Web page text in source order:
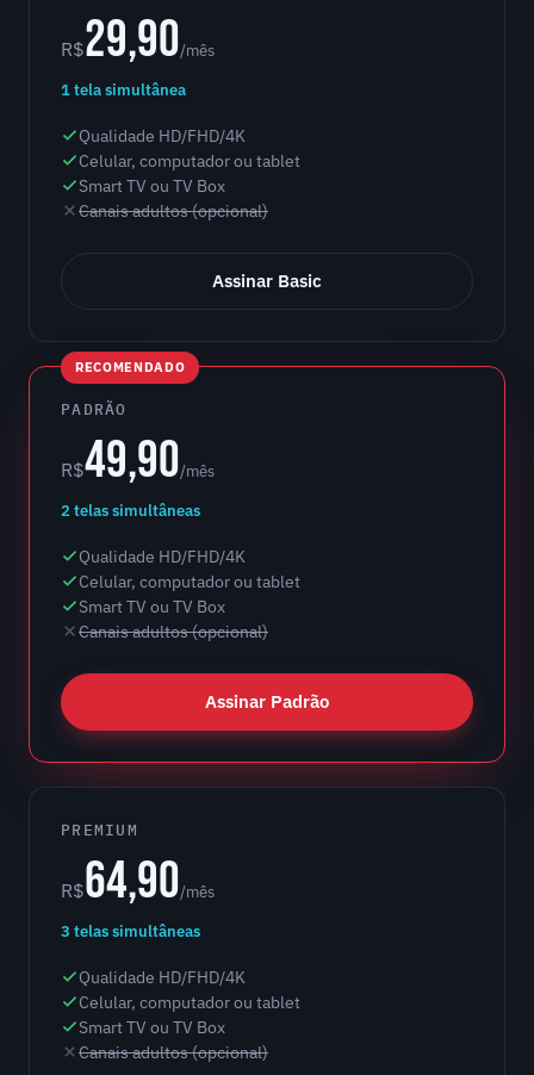
R$29,90/mês
1 tela simultânea
Qualidade HD/FHD/4K
Celular, computador ou tablet
Smart TV ou TV Box
Canais adultos (opcional)
Assinar Basic
RECOMENDADO
PADRÃO
R$49,90/mês
2 telas simultâneas
Qualidade HD/FHD/4K
Celular, computador ou tablet
Smart TV ou TV Box
Canais adultos (opcional)
Assinar Padrão
PREMIUM
R$64,90/mês
3 telas simultâneas
Qualidade HD/FHD/4K
Celular, computador ou tablet
Smart TV ou TV Box
Canais adultos (opcional)